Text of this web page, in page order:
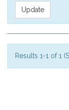
Results 1-1 of 1